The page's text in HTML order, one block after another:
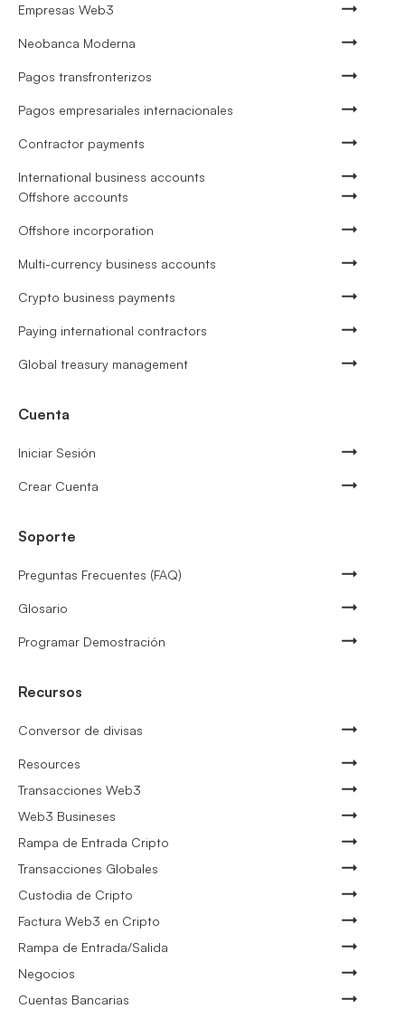
Empresas Web3
Neobanca Moderna
Pagos transfronterizos
Pagos empresariales internacionales
Contractor payments
International business accounts
Offshore accounts
Offshore incorporation
Multi-currency business accounts
Crypto business payments
Paying international contractors
Global treasury management
Cuenta
Iniciar Sesión
Crear Cuenta
Soporte
Preguntas Frecuentes (FAQ)
Glosario
Programar Demostración
Recursos
Conversor de divisas
Resources
Transacciones Web3
Web3 Busineses
Rampa de Entrada Cripto
Transacciones Globales
Custodia de Cripto
Factura Web3 en Cripto
Rampa de Entrada/Salida
Negocios
Cuentas Bancarias